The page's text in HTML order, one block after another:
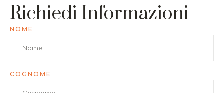
Richiedi Informazioni
NOME
COGNOME